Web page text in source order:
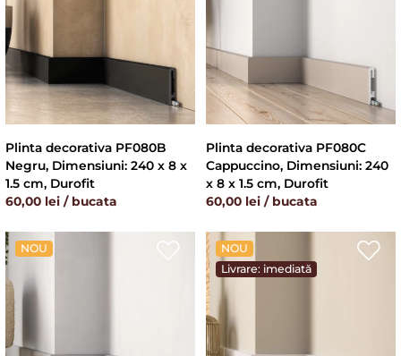
Plinta decorativa PF080B
Negru, Dimensiuni: 240 x 8 x
1.5 cm, Durofit
60,00 lei / bucata
Plinta decorativa PF080C
Cappuccino, Dimensiuni: 240
x 8 x 1.5 cm, Durofit
60,00 lei / bucata
NOU
NOU
Livrare: imediată